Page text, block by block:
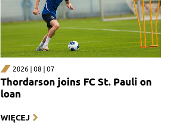
2026 | 08 | 07
Thordarson joins FC St. Pauli on
loan
WIĘCEJ